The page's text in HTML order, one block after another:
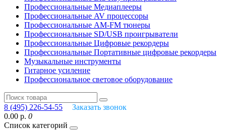
Профессиональные Медиаплееры
Профессиональные AV процессоры
Профессиональные AM-FM тюнеры
Профессиональные SD/USB проигрыватели
Профессиональные Цифровые рекордеры
Профессиональные Портативные цифровые рекордеры
Музыкальные инструменты
Гитарное усиление
Профессиональное световое оборудование
8 (495) 226-54-55
Заказать звонок
0.00 р. 0
Список категорий